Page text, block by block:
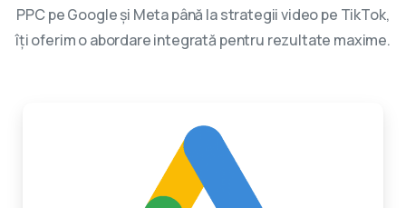
PPC pe Google și Meta până la strategii video pe TikTok,
îți oferim o abordare integrată pentru rezultate maxime.